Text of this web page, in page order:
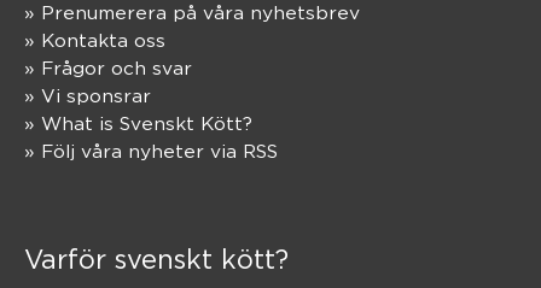
» Prenumerera på våra nyhetsbrev
» Kontakta oss
» Frågor och svar
» Vi sponsrar
» What is Svenskt Kött?
» Följ våra nyheter via RSS
Varför svenskt kött?